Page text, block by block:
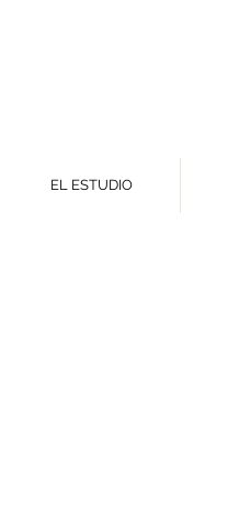
EL ESTUDIO